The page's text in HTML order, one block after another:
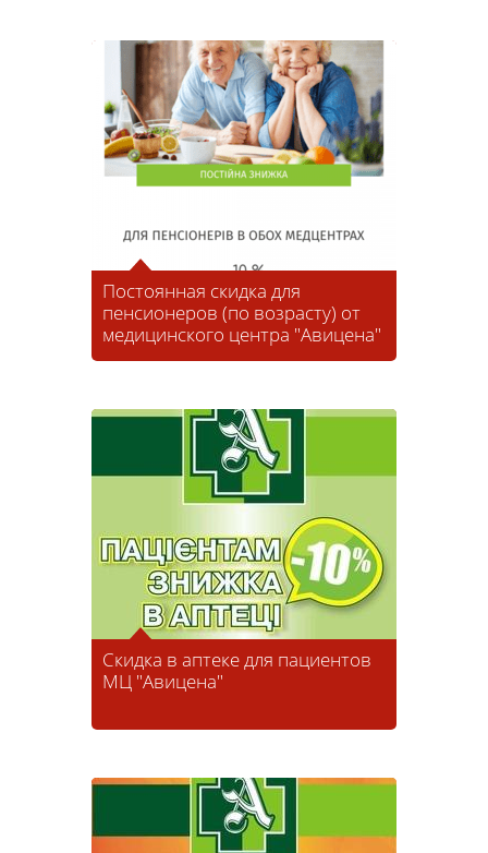
Постоянная скидка для
пенсионеров (по возрасту) от
медицинского центра "Авицена"
Скидка в аптеке для пациентов
МЦ "Авицена"